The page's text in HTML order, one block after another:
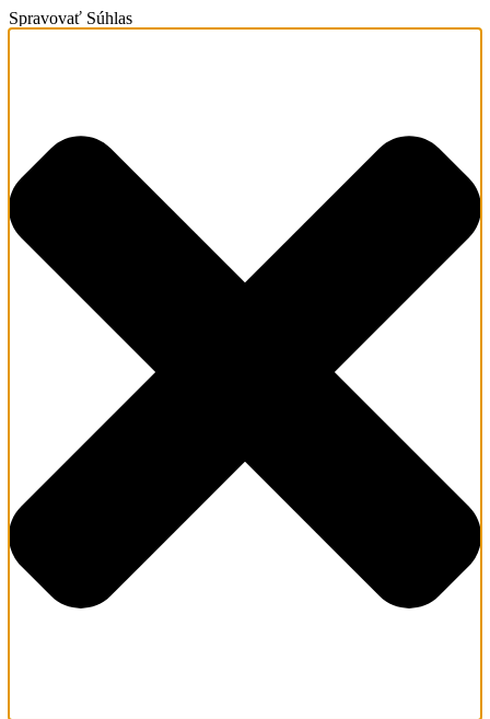
Spravovať Súhlas